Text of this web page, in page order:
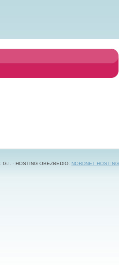
: G.I. - HOSTING OBEZBEDIO: NORDNET HOSTING